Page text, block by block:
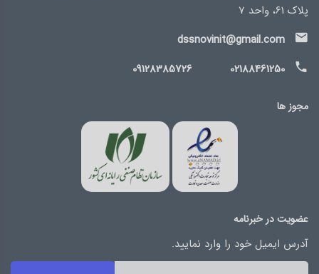
پلاک 61، واحد 7
dssnovinit@gmail.com
02188461250
09128385726
مجوز ها
عضویت در خبرنامه
آدرس ایمیل خود را وارد نمایید.